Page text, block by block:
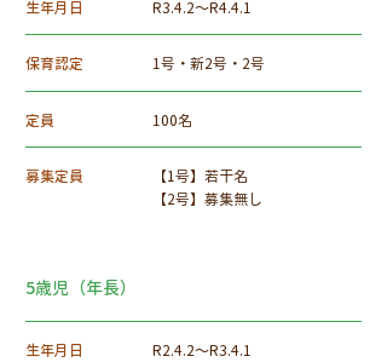
生年月日 R3.4.2～R4.4.1
保育認定 1号・新2号・2号
定員 100名
募集定員
​【1号】若干名
【2号】募集無し
5歳児（年長）
生年月日 R2.4.2～R3.4.1